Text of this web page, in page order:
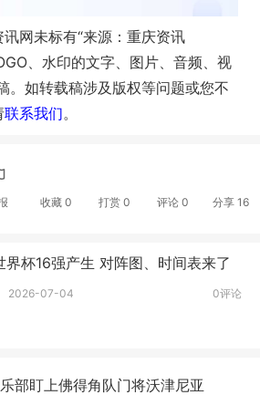
讯网未标有“来源：重庆资讯
、水印的文字、图片、音频、视
。如转载稿涉及版权等问题或您不
联系我们。
收藏 0 打赏 0 评论 0 分享 16
界杯16强产生 对阵图、时间表来了
0评论
2026-07-04
部盯上佛得角队门将沃津尼亚